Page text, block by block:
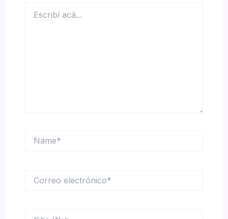
acá...
electrónico*